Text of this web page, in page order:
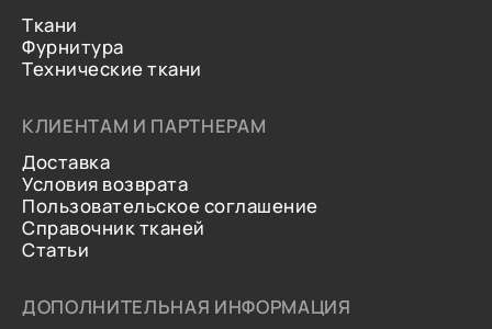
Ткани
Фурнитура
Технические ткани
КЛИЕНТАМ И ПАРТНЕРАМ
Доставка
Условия возврата
Пользовательское соглашение
Справочник тканей
Статьи
ДОПОЛНИТЕЛЬНАЯ ИНФОРМАЦИЯ